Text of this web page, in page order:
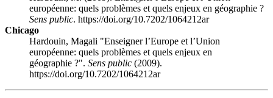
européenne: quels problèmes et quels enjeux en géographie ?
Sens public. https://doi.org/10.7202/1064212ar
Chicago
Hardouin, Magali "Enseigner l’Europe et l’Union
européenne: quels problèmes et quels enjeux en
géographie ?". Sens public (2009).
https://doi.org/10.7202/1064212ar